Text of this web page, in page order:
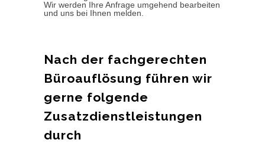
Wir werden Ihre Anfrage umgehend bearbeiten
und uns bei Ihnen melden.
Nach der fachgerechten
Büroauflösung führen wir
gerne folgende
Zusatzdienstleistungen
durch